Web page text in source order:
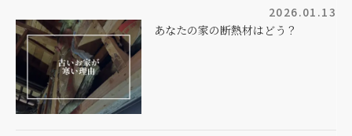
2026.01.13
あなたの家の断熱材はどう？